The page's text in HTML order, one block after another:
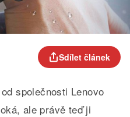
Sdílet článek
společnosti Lenovo
ale právě teď ji